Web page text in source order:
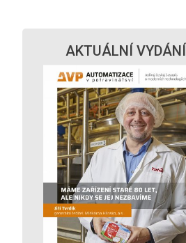
AKTUÁLNÍ VYDÁNÍ